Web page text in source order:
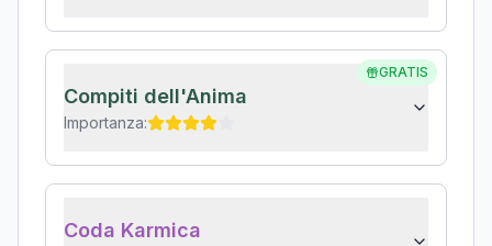
GRATIS
Compiti dell'Anima
Importanza:
Coda Karmica